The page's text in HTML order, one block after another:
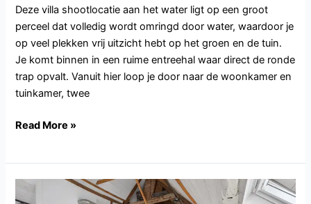
Deze villa shootlocatie aan het water ligt op een groot
perceel dat volledig wordt omringd door water, waardoor je
op veel plekken vrij uitzicht hebt op het groen en de tuin.
Je komt binnen in een ruime entreehal waar direct de ronde
trap opvalt. Vanuit hier loop je door naar de woonkamer en
tuinkamer, twee
Read More »
NB146.Andel